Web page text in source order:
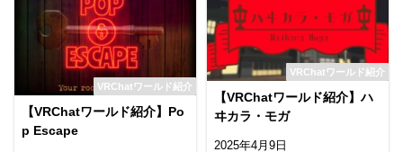
VRChatワールド紹介
【VRChatワールド紹介】Po
p Escape
VRChatワールド紹介
【VRChatワールド紹介】ハ
ヰカラ・モガ
2025年4月9日